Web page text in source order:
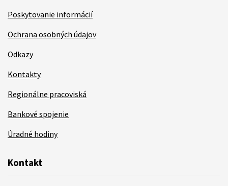
Poskytovanie informácií
Ochrana osobných údajov
Odkazy
Kontakty
Regionálne pracoviská
Bankové spojenie
Úradné hodiny
Kontakt